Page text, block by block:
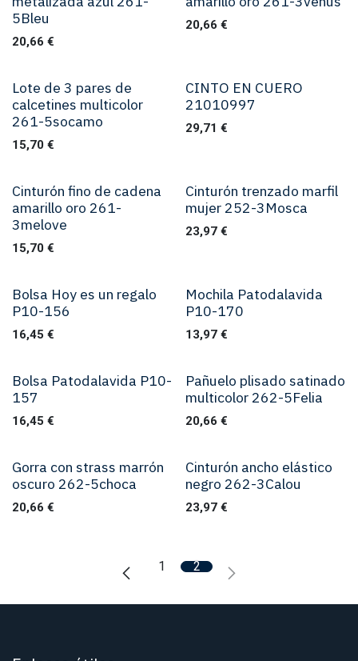
5Bleu
20,66 €
20,66 €
Lote de 3 pares de
calcetines multicolor
261-5socamo
15,70 €
CINTO EN CUERO
21010997
29,71 €
Cinturón fino de cadena
amarillo oro 261-
3melove
15,70 €
Cinturón trenzado marfil
mujer 252-3Mosca
23,97€
Bolsa Hoy es un regalo
P10-156
16,45 €
Mochila Patodalavida
P10-170
13,97€
Bolsa Patodalavida P10-
157
16,45 €
Pañuelo plisado satinado
multicolor 262-5Felia
20,66 €
Gorra con strass marrón
oscuro 262-5choca
20,66 €
Cinturón ancho elástico
negro 262-3Calou
23,97€
1 2